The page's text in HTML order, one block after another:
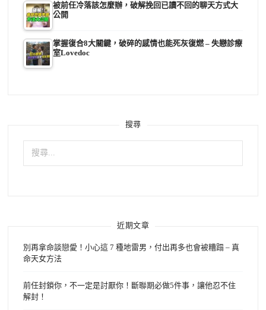
被前任冷落該怎麼辦，破解挽回已讀不回的聊天方式大
公開
掌握復合8大關鍵，破碎的感情也能死灰復燃 – 失戀診療
室Lovedoc
搜尋
搜
鍵
近期文章
別再拿命談戀愛！小心這 7 種地雷男，付出再多也會被糟蹋 – 真
命天女方法
前任封鎖你，不一定是討厭你！斷聯期必做5件事，讓他忍不住
解封！